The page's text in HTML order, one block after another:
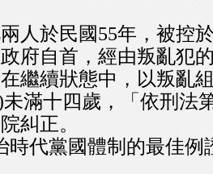
人於民國55年，被控
府自首，經由叛亂犯
繼續狀態中，以叛亂組
滿十四歲，「依刑法
糾正。
代黨國體制的最佳例